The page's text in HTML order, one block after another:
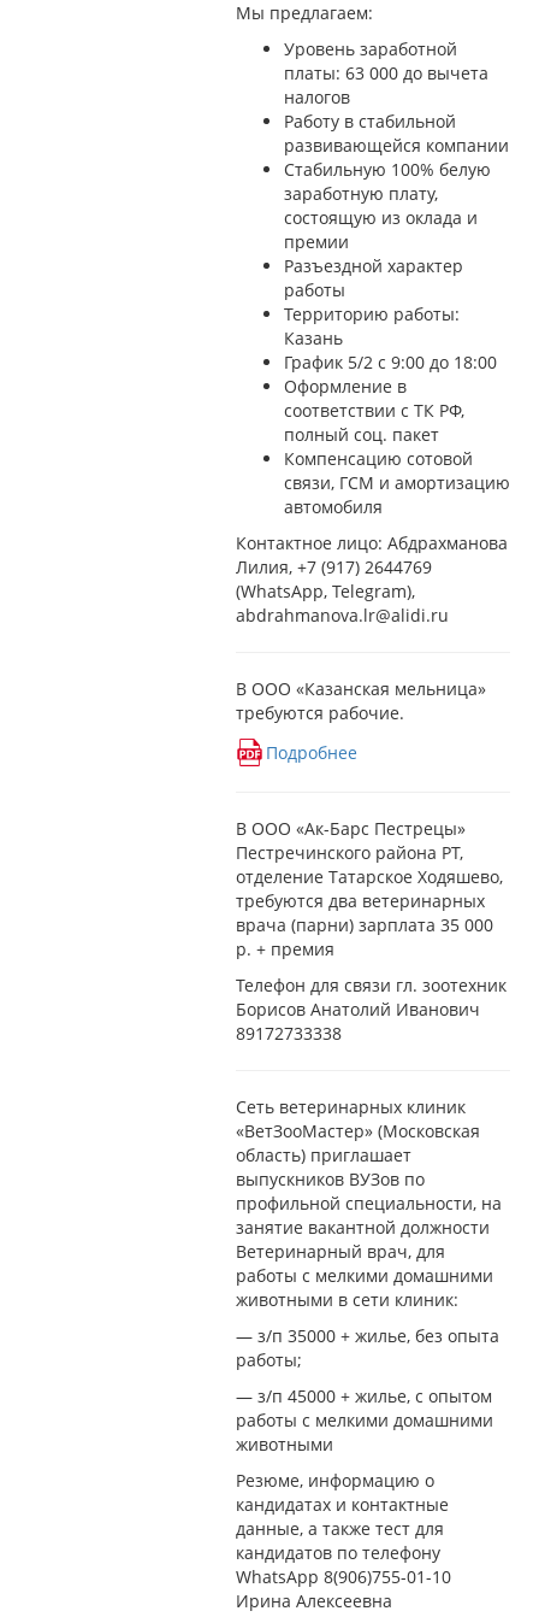
Мы предлагаем:
Уровень заработной
платы: 63 000 до вычета
налогов
Работу в стабильной
развивающейся компании
Стабильную 100% белую
заработную плату,
состоящую из оклада и
премии
Разъездной характер
работы
Территорию работы:
Казань
График 5/2 с 9:00 до 18:00
Оформление в
соответствии с ТК РФ,
полный соц. пакет
Компенсацию сотовой
связи, ГСМ и амортизацию
автомобиля
Контактное лицо: Абдрахманова
Лилия, +7 (917) 2644769
(WhatsApp, Telegram),
abdrahmanova.lr@alidi.ru
В ООО «Казанская мельница»
требуются рабочие.
Подробнее
В ООО «Ак-Барс Пестрецы»
Пестречинского района РТ,
отделение Татарское Ходяшево,
требуются два ветеринарных
врача (парни) зарплата 35 000
р. + премия
Телефон для связи гл. зоотехник
Борисов Анатолий Иванович
89172733338
Сеть ветеринарных клиник
«ВетЗооМастер» (Московская
область) приглашает
выпускников ВУЗов по
профильной специальности, на
занятие вакантной должности
Ветеринарный врач, для
работы с мелкими домашними
животными в сети клиник:
— з/п 35000 + жилье, без опыта
работы;
— з/п 45000 + жилье, с опытом
работы с мелкими домашними
животными
Резюме, информацию о
кандидатах и контактные
данные, а также тест для
кандидатов по телефону
WhatsApp 8(906)755-01-10
Ирина Алексеевна